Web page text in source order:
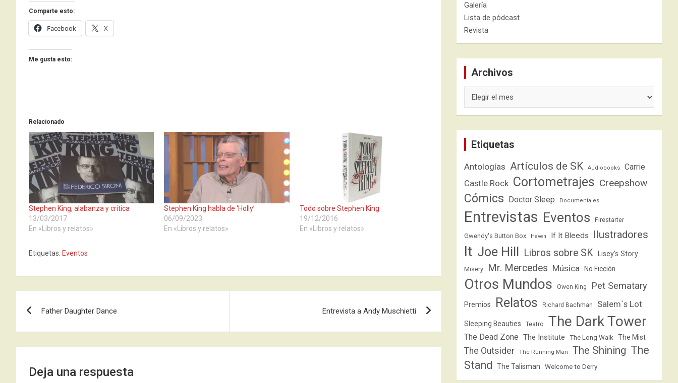
Comparte esto:
Facebook X
Me gusta esto:
Relacionado
Stephen King, alabanza y crítica
13/03/2017
En «Libros y relatos»
Stephen King habla de ‘Holly’
06/09/2023
En «Libros y relatos»
Todo sobre Stephen King
19/12/2016
En «Libros y relatos»
Etiquetas: Eventos
entradas
Father Daughter Dance Entrevista a Andy Muschietti
Deja una respuesta
Galería
Lista de pódcast
Revista
Archivos
Etiquetas
Antologías Artículos de SK Audiobooks Carrie
Castle Rock Cortometrajes Creepshow
Cómics Doctor Sleep Documentales
Entrevistas Eventos Firestarter
Gwendy's Button Box Haven If It Bleeds Ilustradores
It Joe Hill Libros sobre SK Lisey's Story
Misery Mr. Mercedes Música No Ficción
Otros Mundos Owen King Pet Sematary
Premios Relatos Richard Bachman Salem´s Lot
Sleeping Beauties Teatro The Dark Tower
The Dead Zone The Institute The Long Walk The Mist
The Outsider The Running Man The Shining The
Stand
The Talisman Welcome to Derry